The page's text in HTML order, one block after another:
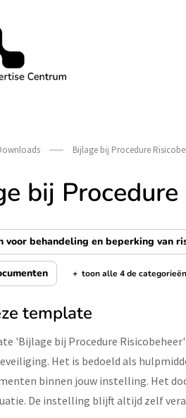
Centrum – by SURF
Bijlage bij Procedure
bij
voor behandeling en beperking van
de categorieën tonen/
+ toon alle 4 de categorieën
template
'Bijlage bij Procedure
Het is bedoeld als
binnen jouw instelling. Het
De instelling blijft altijd zelf